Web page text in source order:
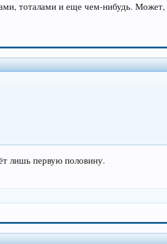
тоталами и еще чем-нибудь.
лишь первую половину.